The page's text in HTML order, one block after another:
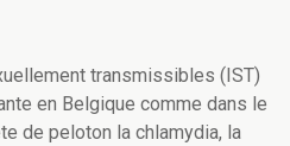
transmissibles (IST)
en Belgique comme dans le
de peloton la chlamydia, la